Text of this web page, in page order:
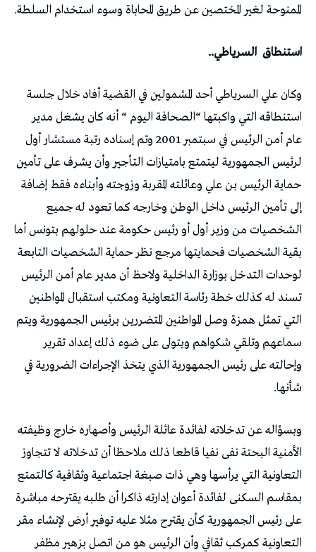
الممنوحة لغير المختصين عن طريق المحاباة وسوء استخدام السلطة.
استنطاق السرياطي..
وكان علي السرياطي أحد المشمولين في القضية أفاد خلال جلسة
استنطاقه التي واكبتها “الصحافة اليوم “ أنه كان يشغل مدير
عام أمن الرئيس في سبتمبر 2001 وتم إسناده رتبة مستشار أول
لرئيس الجمهورية ليتمتع بامتيازات التأجير وأن يشرف على تأمين
حماية الرئيس بن علي وعائلته المقربة وزوجته وأبناءه فقط إضافة
إلى تأمين الرئيس داخل الوطن وخارجه كما تعود له جميع
الشخصيات من وزير أول أو رئيس حكومة عند حلولهم بتونس أما
بقية الشخصيات فحمايتها مرجع نظر حماية الشخصيات التابعة
لوحدات التدخل بوزارة الداخلية ولاحظ أن مدير عام أمن الرئيس
تسند له كذلك خطة رئاسة التعاونية ومكتب استقبال المواطنين
التي تمثل همزة وصل المواطنين المتضررين برئيس الجمهورية ويتم
سماعهم وتلقي شكواهم ويتولى على ضوء ذلك إعداد تقرير
وإحالته على رئيس الجمهورية الذي يتخذ الإجراءات الضرورية في
شأنها.
وبسؤاله عن تدخلاته لفائدة عائلة الرئيس وأصهاره خارج وظيفته
الأمنية البحتة نفى نفيا قاطعا ذلك ملاحظا أن تدخلاته لا تتجاوز
التعاونية التي يرأسها وهي ذات صبغة اجتماعية وثقافية كالتمتع
بمقاسم السكنى لفائدة أعوان إدارته ذاكرا أن طلبه يقترحه مباشرة
على رئيس الجمهورية كأن يقترح مثلا عليه توفير أرض لإنشاء مقر
التعاونية كمركب ثقافي وأن الرئيس هو من اتصل بزهير مظفر